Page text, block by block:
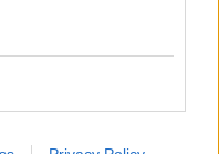
Adja